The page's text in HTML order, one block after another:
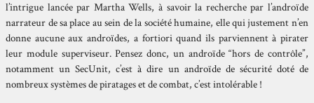
l’intrigue lancée par Martha Wells, à savoir la recherche par l’androïde
narrateur de sa place au sein de la société humaine, elle qui justement n’en
donne aucune aux androïdes, a fortiori quand ils parviennent à pirater
leur module superviseur. Pensez donc, un androïde “hors de contrôle”,
notamment un SecUnit, c’est à dire un androïde de sécurité doté de
nombreux systèmes de piratages et de combat, c’est intolérable !